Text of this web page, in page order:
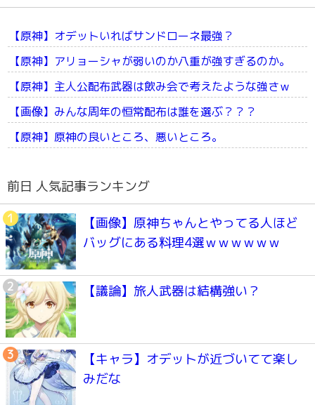
【原神】オデットいればサンドローネ最強？
【原神】アリョーシャが弱いのか八重が強すぎるのか。
【原神】主人公配布武器は飲み会で考えたような強さｗ
【画像】みんな周年の恒常配布は誰を選ぶ？？？
【原神】原神の良いところ、悪いところ。
前日 人気記事ランキング
【画像】原神ちゃんとやってる人ほど
バッグにある料理4選ｗｗｗｗｗｗ
【議論】旅人武器は結構強い？
【キャラ】オデットが近づいてて楽し
みだな